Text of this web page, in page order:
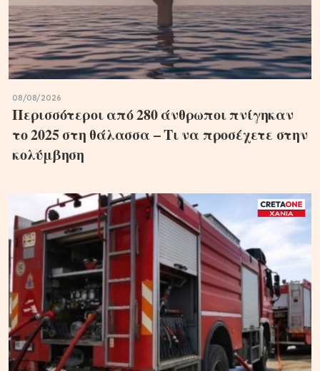
08/08/2026
Περισσότεροι από 280 άνθρωποι πνίγηκαν
το 2025 στη θάλασσα – Τι να προσέχετε στην
κολύμβηση